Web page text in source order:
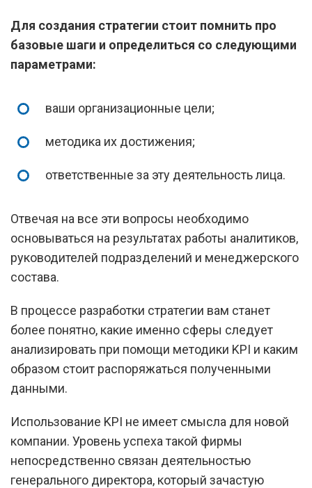
Для создания стратегии стоит помнить про
базовые шаги и определиться со следующими
параметрами:
ваши организационные цели;
методика их достижения;
ответственные за эту деятельность лица.
Отвечая на все эти вопросы необходимо
основываться на результатах работы аналитиков,
руководителей подразделений и менеджерского
состава.
В процессе разработки стратегии вам станет
более понятно, какие именно сферы следует
анализировать при помощи методики KPI и каким
образом стоит распоряжаться полученными
данными.
Использование KPI не имеет смысла для новой
компании. Уровень успеха такой фирмы
непосредственно связан деятельностью
генерального директора, который зачастую